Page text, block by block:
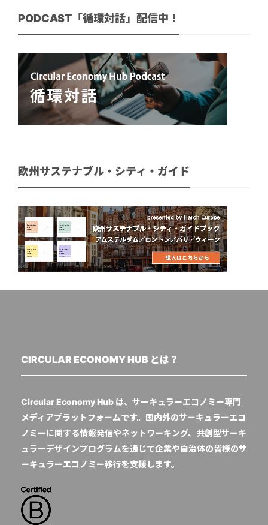
PODCAST「循環対話」配信中！
欧州サステナブル・シティ・ガイド
CIRCULAR ECONOMY HUB とは？
Circular Economy Hub は、サーキュラーエコノミー専門
メディアプラットフォームです。国内外のサーキュラーエコ
ノミーに関する情報発信やネットワーキング、共創型サーキ
ュラーデザインプログラムを通じて企業や自治体の皆様のサ
ーキュラーエコノミー移行を支援します。